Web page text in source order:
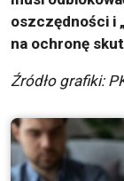
oszczędności i
na ochronę
Źródło grafiki: